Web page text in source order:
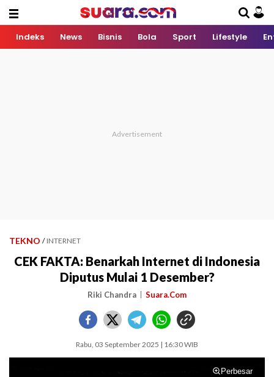
Indeks News Bisnis Bola Sport Lifestyle
TEKNO / INTERNET
CEK FAKTA: Benarkah Internet di Indonesia
Diputus Mulai 1 Desember?
Riki Chandra Suara.Com
Rabu, 03 September 2025 | 16:30 WIB
Perbesar